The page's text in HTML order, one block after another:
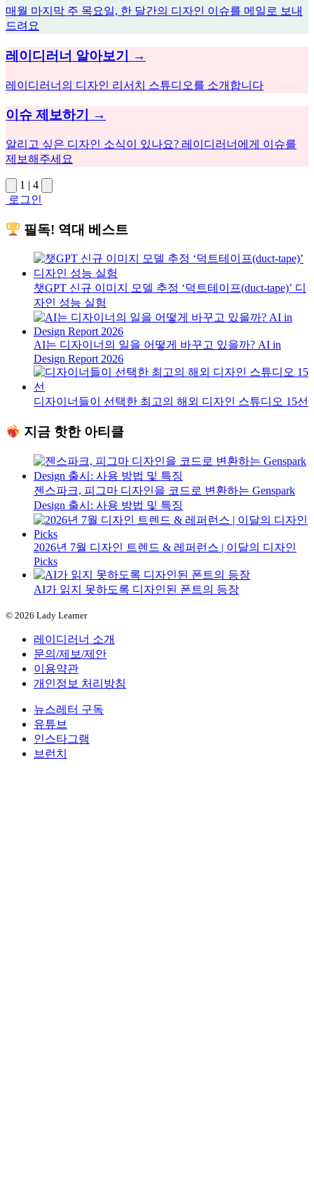
매월 마지막 주 목요일, 한 달간의 디자인 이슈를 메일로 보내
드려요
레이디러너 알아보기 →
레이디러너의 디자인 리서치 스튜디오를 소개합니다
이슈 제보하기 →
알리고 싶은 디자인 소식이 있나요? 레이디러너에게 이슈를
제보해주세요
1 | 4
로그인
필독! 역대 베스트
챗GPT 신규 이미지 모델 추정 ‘덕트테이프(duct-tape)’ 디
자인 성능 실험
AI는 디자이너의 일을 어떻게 바꾸고 있을까? AI in
Design Report 2026
디자이너들이 선택한 최고의 해외 디자인 스튜디오 15선
지금 핫한 아티클
젠스파크, 피그마 디자인을 코드로 변환하는 Genspark
Design 출시: 사용 방법 및 특징
2026년 7월 디자인 트렌드 & 레퍼런스 | 이달의 디자인
Picks
AI가 읽지 못하도록 디자인된 폰트의 등장
© 2026 Lady Learner
레이디러너 소개
문의/제보/제안
이용약관
개인정보 처리방침
뉴스레터 구독
유튜브
인스타그램
브런치